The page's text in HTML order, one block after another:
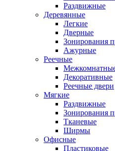
Раздвижные
Деревянные
Легкие
Дверные
Зонирования
Ажурные
Реечные
Декоративные
Реечные двери
Мягкие
Раздвижные
Зонирования
Тканевые
Ширмы
Офисные
Пластиковые